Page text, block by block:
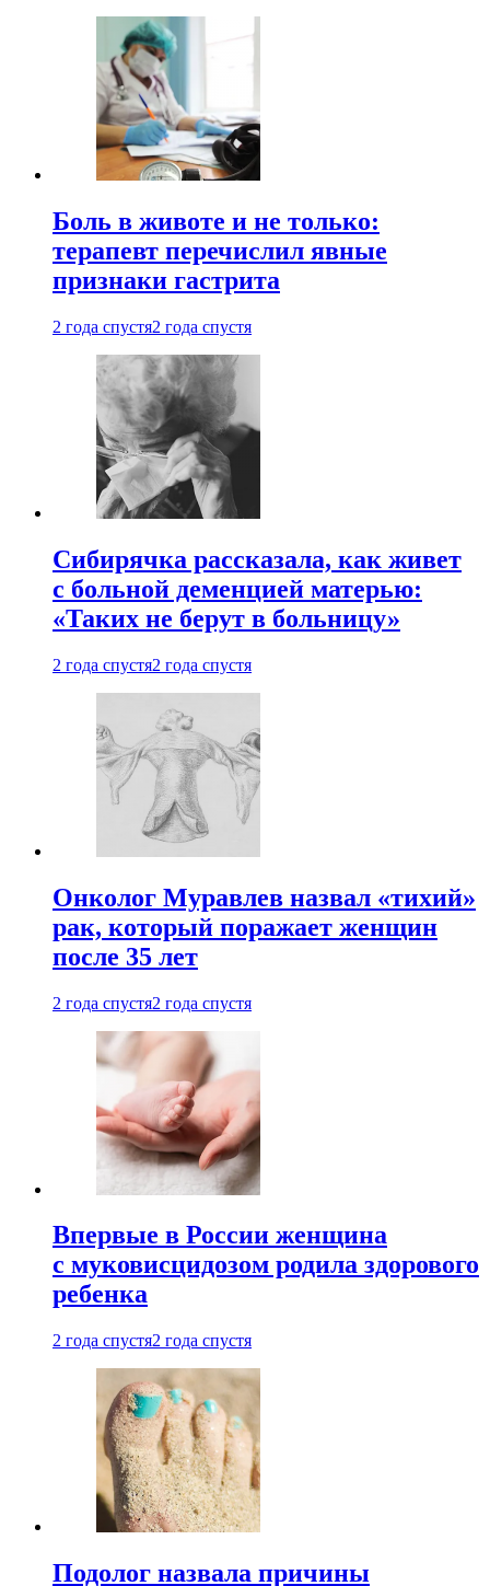
Боль в животе и не только:
терапевт перечислил явные
признаки гастрита
2 года спустя2 года спустя
Сибирячка рассказала, как живет
с больной деменцией матерью:
«Таких не берут в больницу»
2 года спустя2 года спустя
Онколог Муравлев назвал «тихий»
рак, который поражает женщин
после 35 лет
2 года спустя2 года спустя
Впервые в России женщина
с муковисцидозом родила здорового
ребенка
2 года спустя2 года спустя
Подолог назвала причины